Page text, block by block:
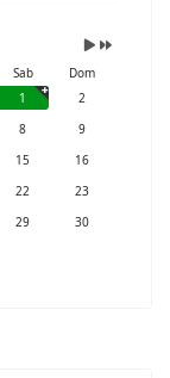
Sab
Dom
1
2
8
9
15
16
22
23
29
30